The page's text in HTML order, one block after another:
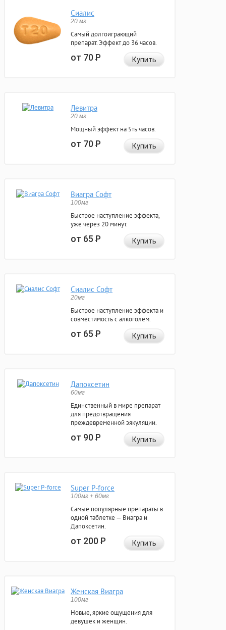
Сиалис
20 мг
Самый долгоиграющий
препарат. Эффект до 36 часов.
от 70Р Купить
Левитра
20 мг
Мощный эффект на 5ть часов.
от 70Р Купить
Виагра Софт
100мг
Быстрое наступление эффекта,
уже через 20 минут.
от 65Р Купить
Сиалис Софт
20мг
Быстрое наступление эффекта и
совместимость с алкоголем.
от 65Р Купить
Дапоксетин
60мг
Единственный в мире препарат
для предотвращения
преждевременной эякуляции.
от 90Р Купить
Super P-force
100мг + 60мг
Самые популярные препараты в
одной таблетке — Виагра и
Дапоксетин.
от 200Р Купить
Женская Виагра
100мг
Новые, яркие ощущения для
девушек и женщин.